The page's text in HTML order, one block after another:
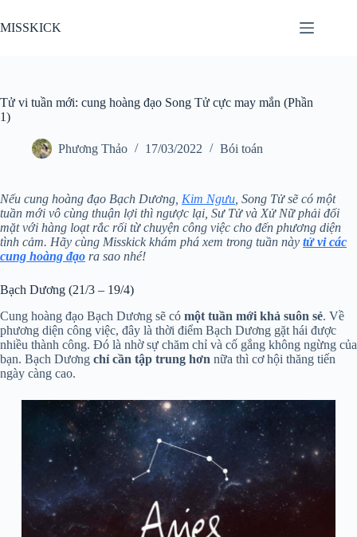
đến
phần
MISSKICK
Tử vi tuần mới: cung hoàng đạo Song Tử cực may mắn (Phần
1)
Phương Thảo 17/03/2022 Bói toán
Nếu cung hoàng đạo Bạch Dương, Kim Ngưu , Song Tử sẽ có một
tuần mới vô cùng thuận lợi thì ngược lại, Sư Tử và Xử Nữ phải đối
mặt với hàng loạt rắc rối từ chuyện công việc cho đến phương diện
tình cảm. Hãy cùng Misskick khám phá xem trong tuần này tử vi các
cung hoàng đạo ra sao nhé!
Bạch Dương (21/3 – 19/4)
Cung hoàng đạo Bạch Dương sẽ có một tuần mới khả suôn sẻ. Về
phương diện công việc, đây là thời điểm Bạch Dương gặt hái được
nhiều thành công. Đó là nhờ sự chăm chỉ và cố gắng không ngừng của
bạn. Bạch Dương chỉ cần tập trung hơn nữa thì cơ hội thăng tiến
ngày càng cao.